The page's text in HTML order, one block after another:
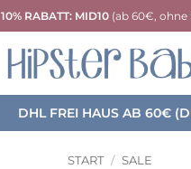
10% RABATT: MID10(ab 60€, ohne
DHL FREI HAUS AB 60€
START / SALE